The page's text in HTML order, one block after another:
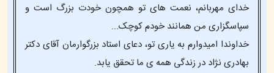
خدای مهربانم، نعمت های تو همچون خودت بزرگ است و
سپاسگزاری من همانند خودم کوچک...
خداوندا امیدوارم به یاری تو، دعای استاد بزرگوارمان آقای دکتر
بهادری نژاد در زندگی همه ی ما تحقق یابد.